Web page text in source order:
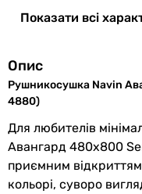
Максимальна
50 °C
50 °C
Розташування
Максимальна
потужність
Форма
Особливості
моделі
Показати всі
Опис
Рушникосушка Navin
4880)
Для любителів
Авангард 480х800
приємним
кольорі, суворо